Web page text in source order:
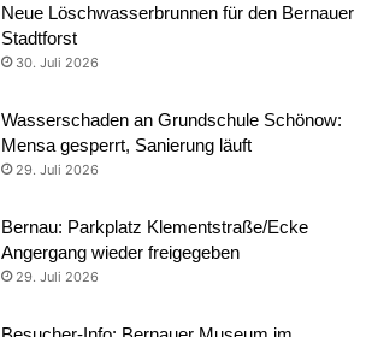
Neue Löschwasserbrunnen für den Bernauer
Stadtforst
30. Juli 2026
Wasserschaden an Grundschule Schönow:
Mensa gesperrt, Sanierung läuft
29. Juli 2026
Bernau: Parkplatz Klementstraße/Ecke
Angergang wieder freigegeben
29. Juli 2026